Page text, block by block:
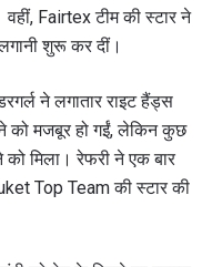
Fairtex टीम की स्टार ने
शुरू कर दीं।
ने लगातार राइट हैंड्स
को मजबूर हो गईं, लेकिन कुछ
मिला। रेफरी ने एक बार
Top Team की स्टार की